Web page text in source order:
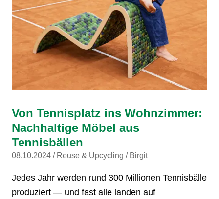
Von Tennisplatz ins Wohnzimmer:
Nachhaltige Möbel aus
Tennisbällen
08.10.2024 Reuse & Upcycling Birgit
Jedes Jahr werden rund 300 Millionen Tennisbälle
produziert — und fast alle landen auf